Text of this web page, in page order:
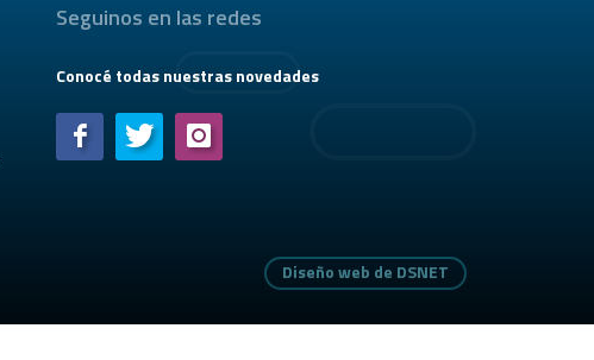
Seguinos en las redes
Conocé todas nuestras novedades
Diseño web de DSNET